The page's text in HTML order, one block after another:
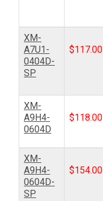
XM-
A7U1-
0404D-
SP
$117.00
XM-
A9H4-
0604D
$118.00
XM-
A9H4-
0604D-
SP
$154.00